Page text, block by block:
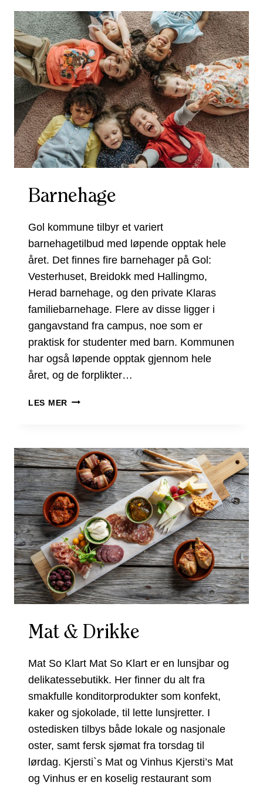
Barnehage
Gol kommune tilbyr et variert
barnehagetilbud med løpende opptak hele
året. Det finnes fire barnehager på Gol:
Vesterhuset, Breidokk med Hallingmo,
Herad barnehage, og den private Klaras
familiebarnehage. Flere av disse ligger i
gangavstand fra campus, noe som er
praktisk for studenter med barn. Kommunen
har også løpende opptak gjennom hele
året, og de forplikter…
LES MER BARNEHAGE
Mat & Drikke
Mat So Klart Mat So Klart er en lunsjbar og
delikatessebutikk. Her finner du alt fra
smakfulle konditorprodukter som konfekt,
kaker og sjokolade, til lette lunsjretter. I
ostedisken tilbys både lokale og nasjonale
oster, samt fersk sjømat fra torsdag til
lørdag. Kjersti`s Mat og Vinhus Kjersti’s Mat
og Vinhus er en koselig restaurant som